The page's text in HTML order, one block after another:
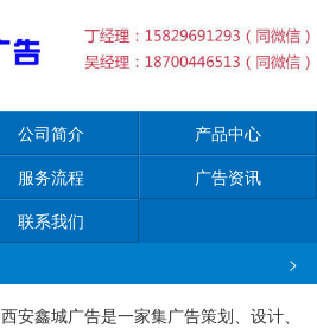
公司简介
产品中心
服务流程
广告资讯
联系我们
>
西安鑫城广告是一家集广告策划、设计、